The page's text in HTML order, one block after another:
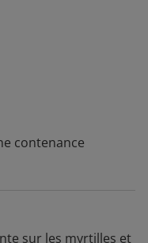
contenance
sur les myrtilles et